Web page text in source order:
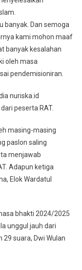
banyak. Dan semoga
kami mohon maaf
banyak kesalahan
oleh masa
pendemisioniran.
nuriska.id
peserta RAT.
masing-masing
paslon saling
menjawab
Adapun ketiga
Elok Wardatul
bhakti 2024/2025
unggul jauh dari
29 suara, Dwi Wulan